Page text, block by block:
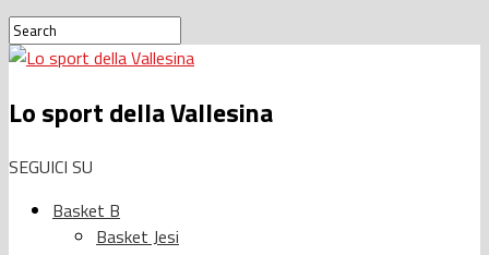
Lo sport della Vallesina
SEGUICI SU
Basket B
Basket Jesi